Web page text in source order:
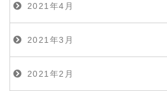
2021年4月
2021年3月
2021年2月